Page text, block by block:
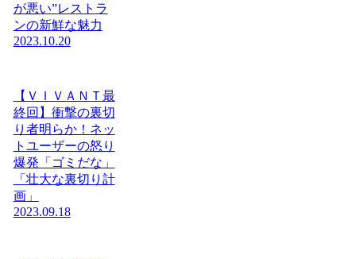
が悪い”レストラ
ンの新鮮な魅力
2023.10.20
【ＶＩＶＡＮＴ最
終回】衝撃の裏切
り者明らか！ネッ
トユーザーの怒り
爆発「ゴミだな」
「壮大な裏切り計
画」
2023.09.18